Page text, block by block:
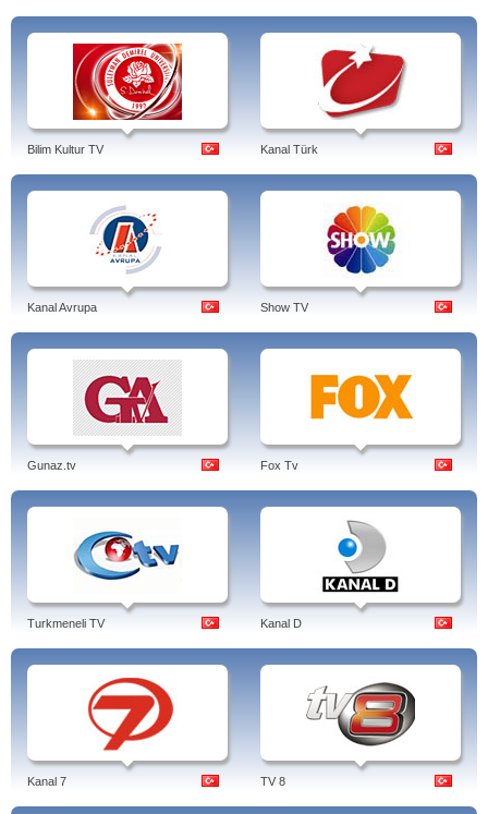
Bilim Kultur TV Kanal Türk
Kanal Avrupa Show TV
Gunaz.tv Fox Tv
Turkmeneli TV Kanal D
Kanal 7 TV 8